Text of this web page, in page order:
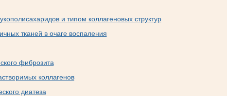
и типом коллагеновых структур
тканей в очаге воспаления
фиброзита
коллагенов
диатеза